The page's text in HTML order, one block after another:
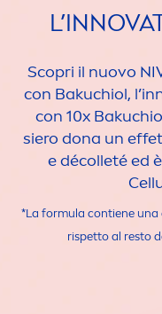
Scopri il nuovo
con Bakuchiol,
con 10x
siero dona un
e décolleté ed
*La formula contiene
rispetto al resto